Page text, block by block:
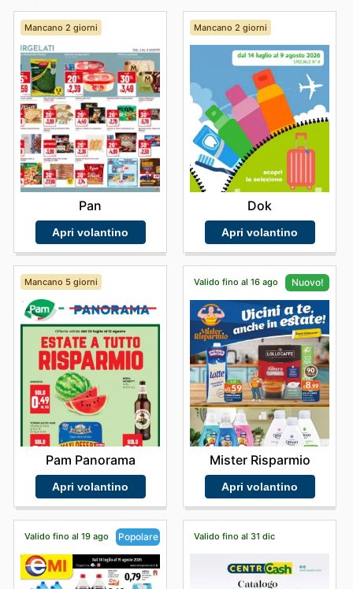
Mancano 2 giorni
Pan
Apri volantino
Mancano 2 giorni
Dok
Apri volantino
Mancano 5 giorni
Pam Panorama
Apri volantino
Valido fino al 16 ago Nuovo!
Mister Risparmio
Apri volantino
Valido fino al 19 ago Popolare Valido fino al 31 dic